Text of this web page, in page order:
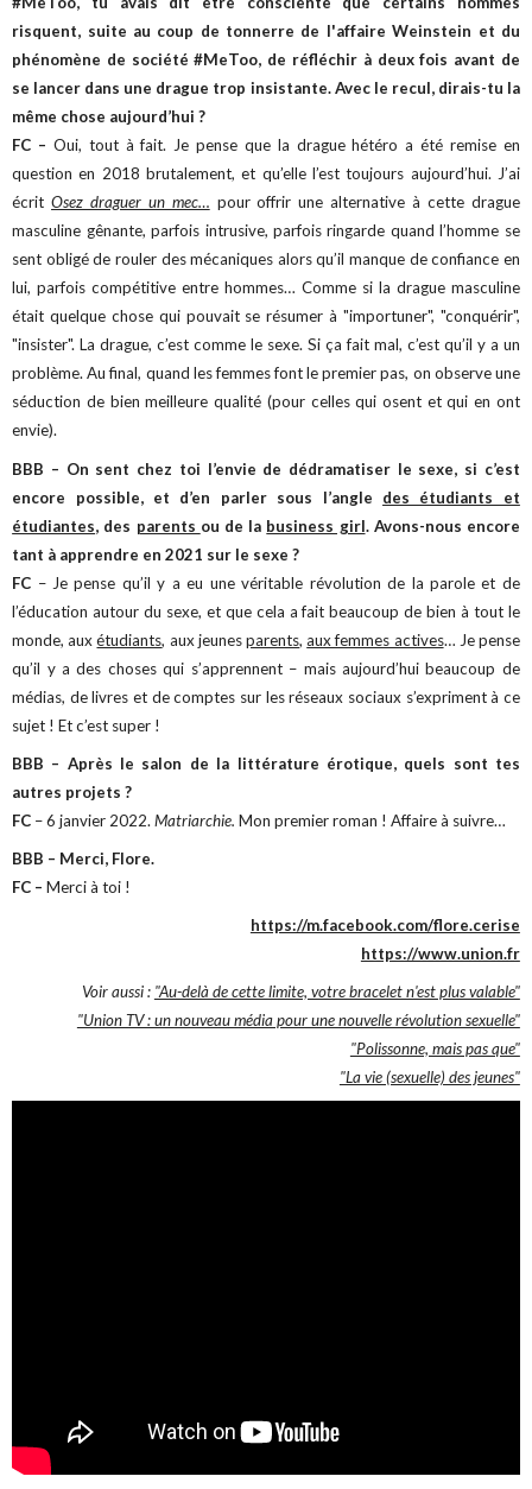
risquent, suite au coup de tonnerre de l'affaire Weinstein et du
phénomène de société #MeToo, de réfléchir à deux fois avant de
se lancer dans une drague trop insistante. Avec le recul, dirais-tu la
même chose aujourd’hui ?
FC – Oui, tout à fait. Je pense que la drague hétéro a été remise en
question en 2018 brutalement, et qu’elle l’est toujours aujourd’hui. J’ai
écritOsez draguer un mec… pour offrir une alternative à cette drague
masculine gênante, parfois intrusive, parfois ringarde quand l’homme se
sent obligé de rouler des mécaniques alors qu’il manque de confiance en
lui, parfois compétitive entre hommes… Comme si la drague masculine
était quelque chose qui pouvait se résumer à "importuner", "conquérir",
"insister". La drague, c’est comme le sexe. Si ça fait mal, c’est qu’il y a un
problème. Au final, quand les femmes font le premier pas, on observe une
séduction de bien meilleure qualité (pour celles qui osent et qui en ont
envie).
BBB – On sent chez toi l’envie de dédramatiser le sexe, si c’est
encore possible, et d’en parler sous l’angle des étudiants et
étudiantes, des parents ou de la business girl. Avons-nous encore
tant à apprendre en 2021 sur le sexe ?
FC – Je pense qu’il y a eu une véritable révolution de la parole et de
l’éducation autour du sexe, et que cela a fait beaucoup de bien à tout le
monde, auxétudiants, aux jeunesparents,aux femmes actives… Je pense
qu’il y a des choses qui s’apprennent – mais aujourd’hui beaucoup de
médias, de livres et de comptes sur les réseaux sociaux s’expriment à ce
sujet ! Et c’est super !
BBB – Après le salon de la littérature érotique, quels sont tes
autres projets ?
FC – 6 janvier 2022.Matriarchie. Mon premier roman ! Affaire à suivre…
BBB – Merci, Flore.
FC – Merci à toi !
https://m.facebook.com/flore.cerise
https://www.union.fr
Voir aussi : "Au-delà de cette limite, votre bracelet n'est plus valable"
"Union TV : un nouveau média pour une nouvelle révolution sexuelle"
"Polissonne, mais pas que"
"La vie (sexuelle) des jeunes"